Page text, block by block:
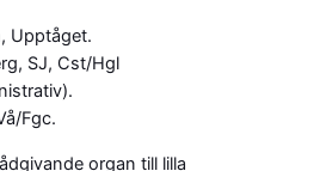
Upptåget.
SJ, Cst/Hgl
Fgc.
organ till lilla